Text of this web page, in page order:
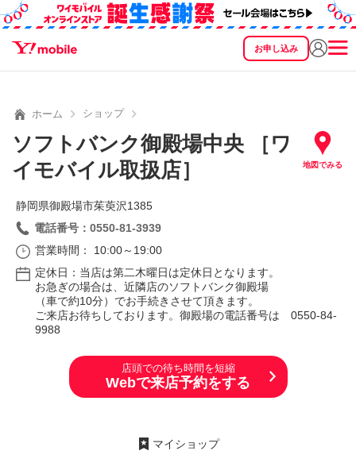
お申し込み
SEARCH
ホーム ショップ
ソフトバンク御殿場中央 ［ワ
イモバイル取扱店］
地図でみる
静岡県御殿場市茱萸沢1385
電話番号：0550-81-3939
営業時間： 10:00～19:00
定休日：当店は第二木曜日は定休日となります。
お急ぎの場合は、近隣店のソフトバンク御殿場
（車で約10分）でお手続きさせて頂きます。
ご来店お待ちしております。御殿場の電話番号は 0550-84-
9988
店頭での待ち時間を短縮
Webで来店予約をする
マイショップ